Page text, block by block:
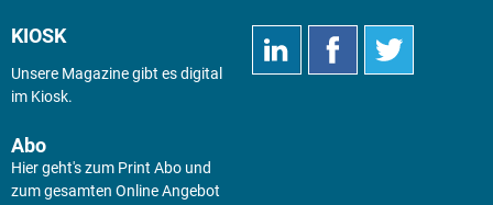
KIOSK
Unsere Magazine gibt es digital
im Kiosk.
Abo
Hier geht's zum Print Abo und
zum gesamten Online Angebot